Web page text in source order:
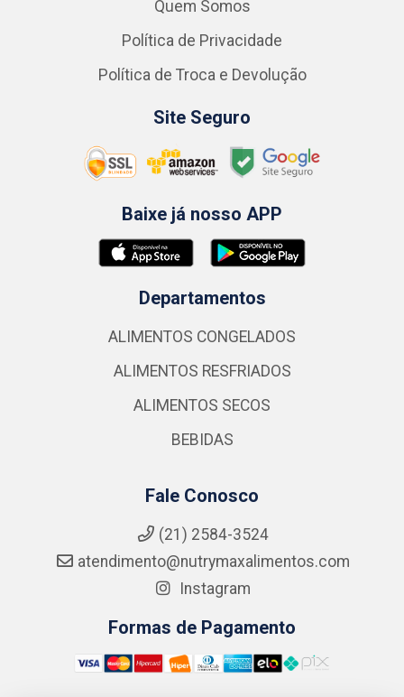
Quem Somos
Política de Privacidade
Política de Troca e Devolução
Site Seguro
Baixe já nosso APP
Departamentos
ALIMENTOS CONGELADOS
ALIMENTOS RESFRIADOS
ALIMENTOS SECOS
BEBIDAS
Fale Conosco
(21) 2584-3524
atendimento@nutrymaxalimentos.com
Instagram
Formas de Pagamento